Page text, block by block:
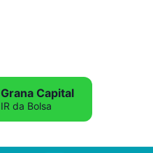
Grana Capital
IR da Bolsa